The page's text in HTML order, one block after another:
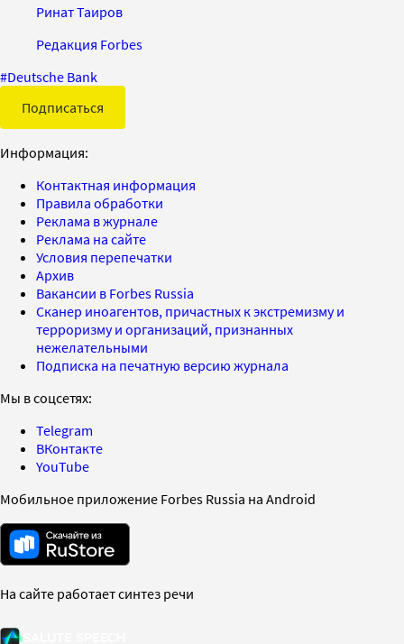
Ринат Таиров
Редакция Forbes
#Deutsche Bank
Подписаться
Информация:
Контактная информация
Правила обработки
Реклама в журнале
Реклама на сайте
Условия перепечатки
Архив
Вакансии в Forbes Russia
Сканер иноагентов, причастных к экстремизму и
терроризму и организаций, признанных
нежелательными
Подписка на печатную версию журнала
Мы в соцсетях:
Telegram
ВКонтакте
YouTube
Мобильное приложение Forbes Russia на Android
На сайте работает синтез речи